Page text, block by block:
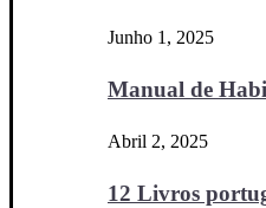
Junho 1, 2025
Manual de
Abril 2, 2025
12 Livros